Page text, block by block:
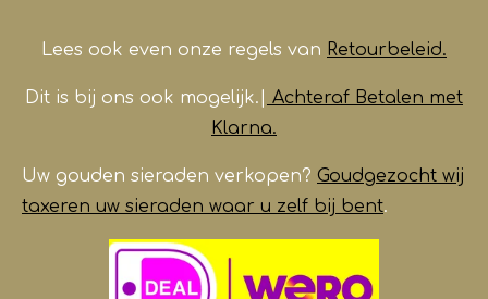
Lees ook even onze regels van Retourbeleid.
Dit is bij ons ook mogelijk.|
Achteraf Betalen met
Klarna.
Uw gouden sieraden verkopen? Goudgezocht wij
taxeren uw sieraden waar u zelf bij bent.